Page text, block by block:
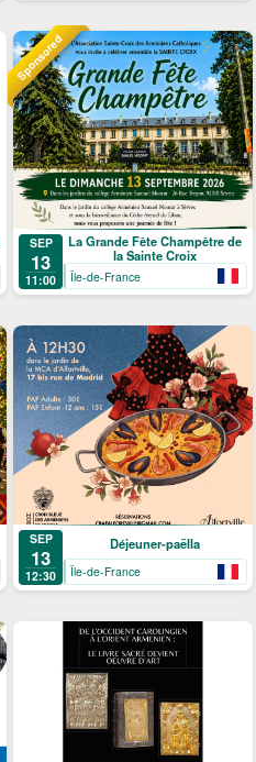
Sponsored
SEP
13
11:00
La Grande Fête Champêtre de
la Sainte Croix
Île-de-France
SEP
13
12:30
Déjeuner-paëlla
Île-de-France